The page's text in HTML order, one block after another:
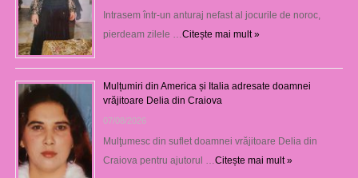
Intrasem într-un anturaj nefast al jocurile de noroc,
pierdeam zilele … Citește mai mult »
Mulțumiri din America și Italia adresate doamnei
vrăjitoare Delia din Craiova
07/08/2026
Mulţumesc din suflet doamnei vrăjitoare Delia din
Craiova pentru ajutorul … Citește mai mult »